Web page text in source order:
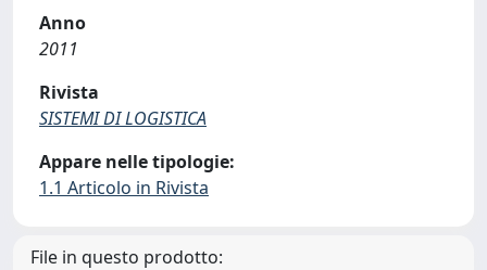
Anno
2011
Rivista
SISTEMI DI LOGISTICA
Appare nelle tipologie:
1.1 Articolo in Rivista
File in questo prodotto: